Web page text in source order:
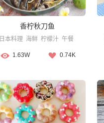
香柠秋刀鱼
日本料理 海鲜 柠檬汁 午餐
1.63W 0.74K